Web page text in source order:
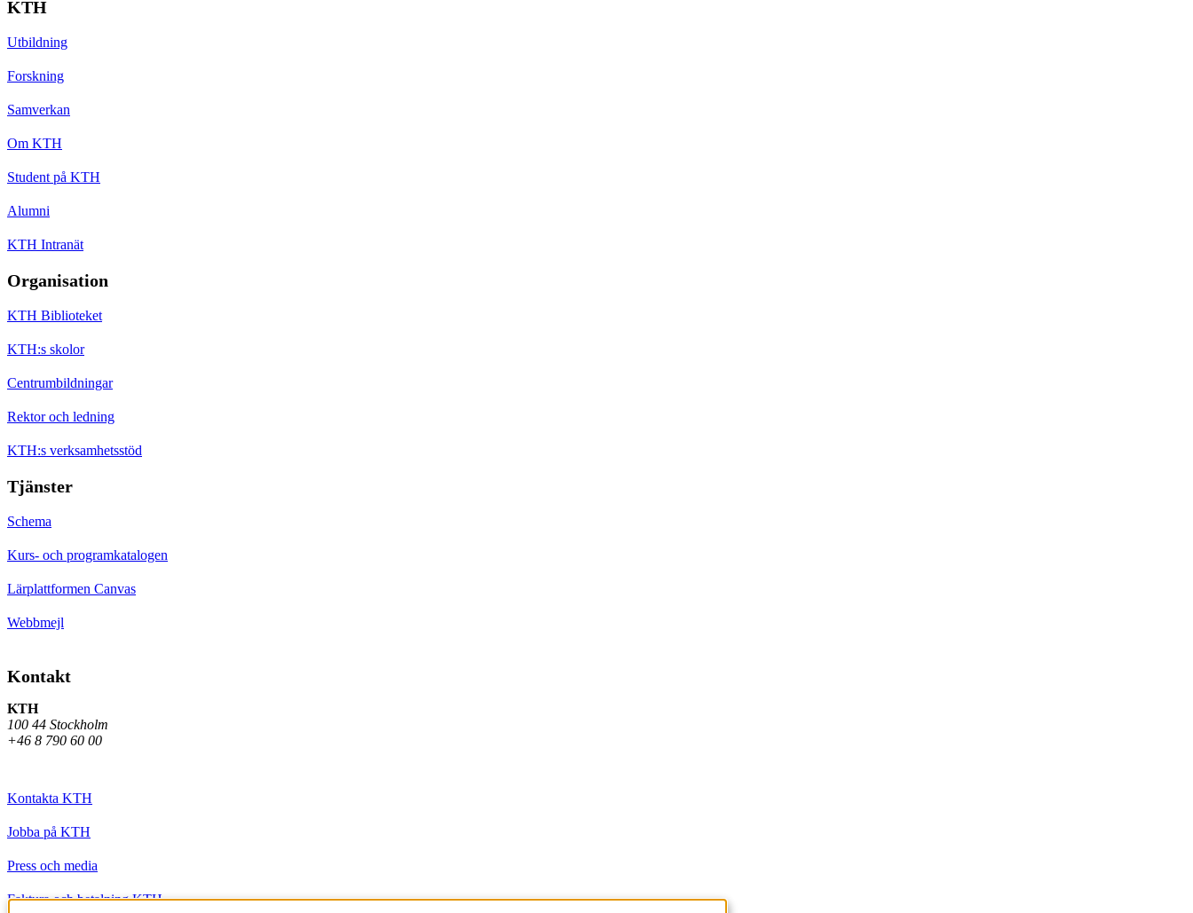
KTH
Utbildning
Forskning
Samverkan
Om KTH
Student på KTH
Alumni
KTH Intranät
Organisation
KTH Biblioteket
KTH:s skolor
Centrumbildningar
Rektor och ledning
KTH:s verksamhetsstöd
Tjänster
Schema
Kurs- och programkatalogen
Lärplattformen Canvas
Webbmejl
Kontakt
KTH
100 44 Stockholm
+46 8 790 60 00
Kontakta KTH
Jobba på KTH
Press och media
Faktura och betalning KTH